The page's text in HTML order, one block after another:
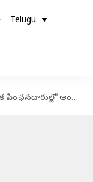
Telugu
ఆప్షన్‌పై ఆధారాలు సమర్పించాలని ఈపీఎఫ్‌వో నోటీసులు